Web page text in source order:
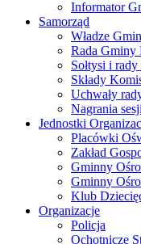
Informator
Samorząd
Władze
Rada Gminy
Sołtysi i rady
Składy
Uchwały
Nagrania
Jednostki
Placówki
Zakład
Gminny
Gminny
Klub
Organizacje
Policja
Ochotnicze